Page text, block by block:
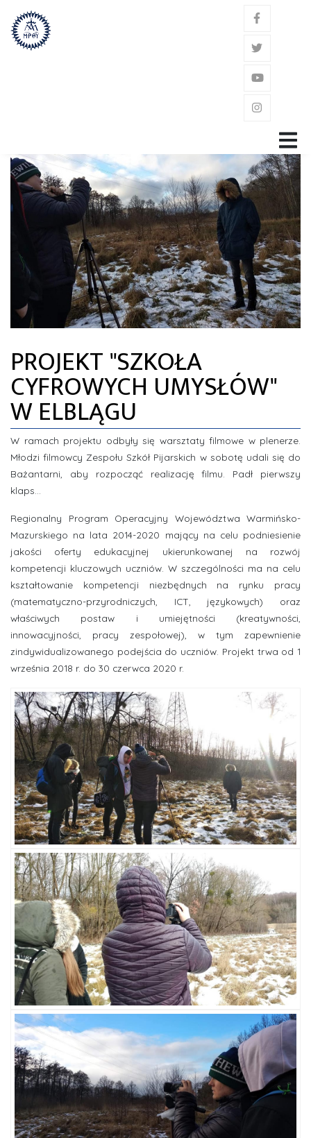
GŁÓWNA
ZAKON
ŚW. JÓZEF KALASANCJUSZ
POWOŁANIE
GDZIE JESTEŚMY?
ZDJĘCIA
INFORMACJE
PROJEKT "SZKOŁA
CYFROWYCH UMYSŁÓW"
W ELBLĄGU
W ramach projektu odbyły się warsztaty filmowe w plenerze.
Młodzi filmowcy Zespołu Szkół Pijarskich w sobotę udali się do
Bażantarni, aby rozpocząć realizację filmu. Padł pierwszy
klaps...
Regionalny Program Operacyjny Województwa Warmińsko-
Mazurskiego na lata 2014-2020 mający na celu podniesienie
jakości oferty edukacyjnej ukierunkowanej na rozwój
kompetencji kluczowych uczniów. W szczególności ma na celu
kształtowanie kompetencji niezbędnych na rynku pracy
(matematyczno-przyrodniczych, ICT, językowych) oraz
właściwych postaw i umiejętności (kreatywności,
innowacyjności, pracy zespołowej), w tym zapewnienie
zindywidualizowanego podejścia do uczniów. Projekt trwa od 1
września 2018 r. do 30 czerwca 2020 r.